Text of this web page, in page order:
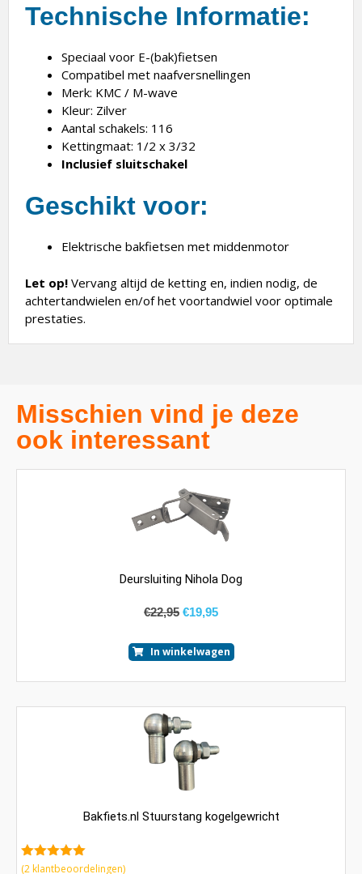
Technische Informatie:
Speciaal voor E-(bak)fietsen
Compatibel met naafversnellingen
Merk: KMC / M-wave
Kleur: Zilver
Aantal schakels: 116
Kettingmaat: 1/2 x 3/32
Inclusief sluitschakel
Geschikt voor:
Elektrische bakfietsen met middenmotor
Let op! Vervang altijd de ketting en, indien nodig, de
achtertandwielen en/of het voortandwiel voor optimale
prestaties.
Misschien vind je deze
ook interessant
Deursluiting Nihola Dog
€22,95 €19,95
In winkelwagen
Bakfiets.nl Stuurstang kogelgewricht
5.00van 5
(2klantbeoordelingen)